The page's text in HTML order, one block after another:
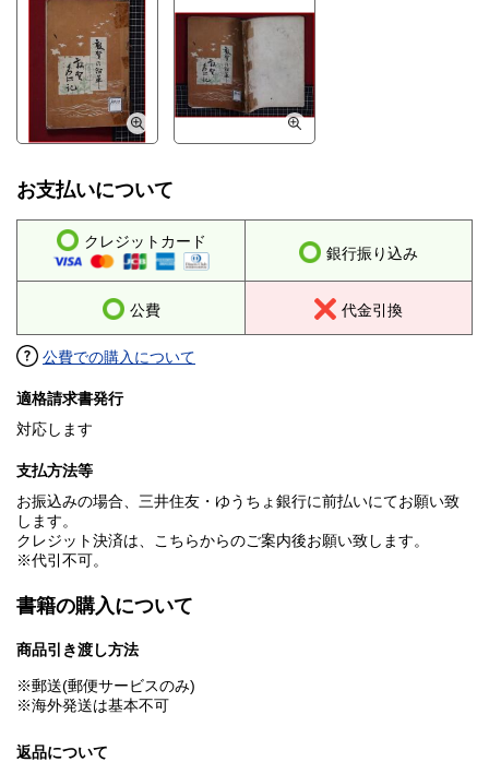
お支払いについて
クレジットカード
銀行振り込み
公費 代金引換
公費での購入について
適格請求書発行
対応します
支払方法等
お振込みの場合、三井住友・ゆうちょ銀行に前払いにてお願い致
します。
クレジット決済は、こちらからのご案内後お願い致します。
※代引不可。
書籍の購入について
商品引き渡し方法
※郵送(郵便サービスのみ)
※海外発送は基本不可
返品について